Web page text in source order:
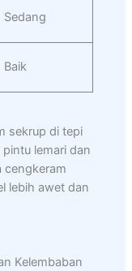
Sedang
Baik
sekrup di tepi
lemari dan
cengkeram
lebih awet dan
Kelembaban